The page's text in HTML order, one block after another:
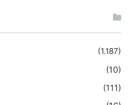
(1.187)
(10)
(111)